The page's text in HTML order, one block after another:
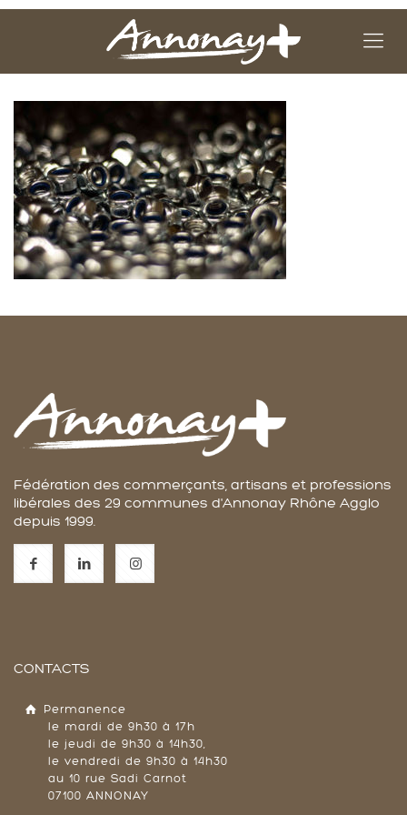
Fédération des commerçants, artisans et professions
libérales des 29 communes d'Annonay Rhône Agglo
depuis 1999.
CONTACTS
Permanence
le mardi de 9h30 à 17h
le jeudi de 9h30 à 14h30,
le vendredi de 9h30 à 14h30
au 10 rue Sadi Carnot
07100 ANNONAY